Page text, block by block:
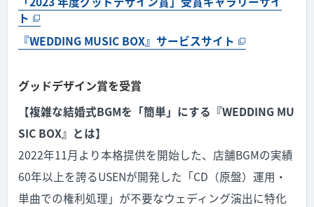
ト
『WEDDING MUSIC BOX』サービスサイト
グッドデザイン賞を受賞
【複雑な結婚式BGMを「簡単」にする『WEDDING MU
SIC BOX』とは】
2022年11月より本格提供を開始した、店舗BGMの実績
60年以上を誇るUSENが開発した「CD（原盤）運用・
単曲での権利処理」が不要なウェディング演出に特化